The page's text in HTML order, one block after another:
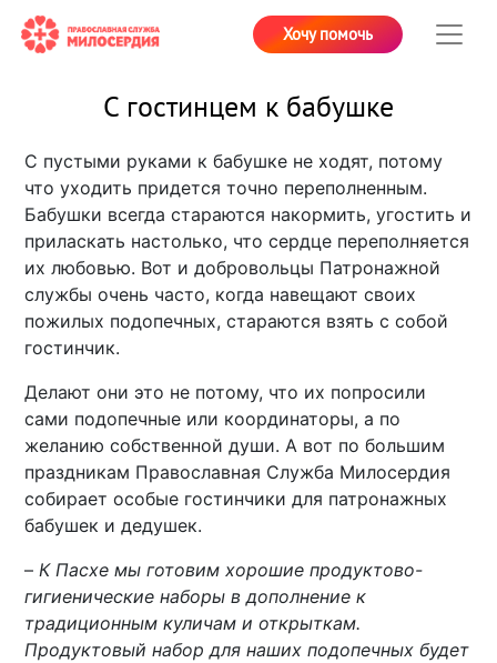
Хочу помочь
С гостинцем к бабушке
С пустыми руками к бабушке не ходят, потому
что уходить придется точно переполненным.
Бабушки всегда стараются накормить, угостить и
приласкать настолько, что сердце переполняется
их любовью. Вот и добровольцы Патронажной
службы очень часто, когда навещают своих
пожилых подопечных, стараются взять с собой
гостинчик.
Делают они это не потому, что их попросили
сами подопечные или координаторы, а по
желанию собственной души. А вот по большим
праздникам Православная Служба Милосердия
собирает особые гостинчики для патронажных
бабушек и дедушек.
–К Пасхе мы готовим хорошие продуктово-
гигиенические наборы в дополнение к
традиционным куличам и открыткам.
Продуктовый набор для наших подопечных будет